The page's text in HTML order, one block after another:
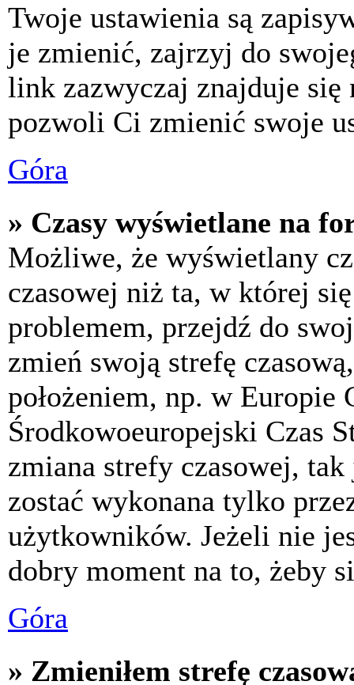
Twoje ustawienia są
je zmienić, zajrzyj do
link zazwyczaj znajduje się
pozwoli Ci zmienić swoje
Góra
» Czasy wyświetlane na
Możliwe, że wyświetlany
czasowej niż ta, w której
problemem, przejdź do
zmień swoją strefę
położeniem, np. w Europie
Środkowoeuropejski Czas
zmiana strefy czasowej,
zostać wykonana tylko
użytkowników. Jeżeli nie
dobry moment na to, żeby
Góra
» Zmieniłem strefę